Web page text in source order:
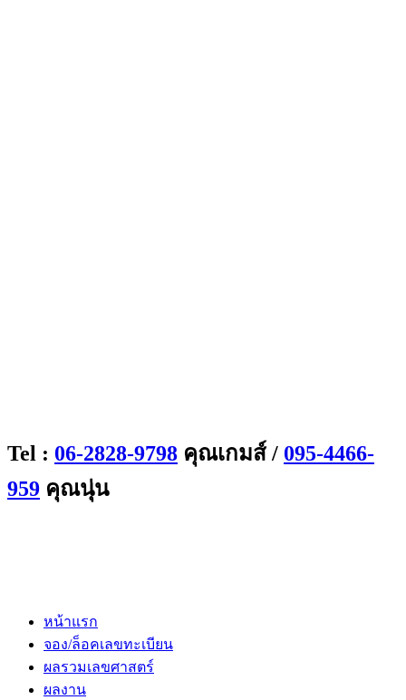
Tel : 06-2828-9798 คุณเกมส์ / 095-4466-
959 คุณนุ่น
หน้าแรก
จอง/ล็อคเลขทะเบียน
ผลรวมเลขศาสตร์
ผลงาน